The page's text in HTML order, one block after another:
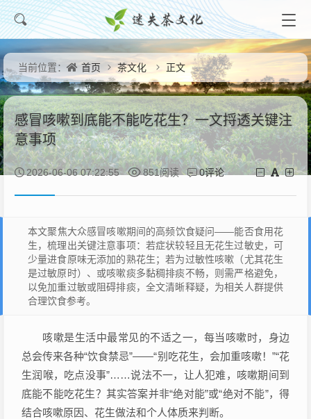
当前位置： 首页 茶文化 正文
感冒咳嗽到底能不能吃花生？一文捋透关键注
意事项
2026-06-06 07:22:55 851阅读 0评论
本文聚焦大众感冒咳嗽期间的高频饮食疑问——能否食用花
生，梳理出关键注意事项：若症状较轻且无花生过敏史，可
少量进食原味无添加的熟花生；若为过敏性咳嗽（尤其花生
是过敏原时）、或咳嗽痰多黏稠排痰不畅，则需严格避免，
以免加重过敏或阻碍排痰，全文清晰释疑，为相关人群提供
合理饮食参考。
咳嗽是生活中最常见的不适之一，每当咳嗽时，身边
总会传来各种“饮食禁忌”——“别吃花生，会加重咳嗽！”“花
生润喉，吃点没事”……说法不一，让人犯难，咳嗽期间到
底能不能吃花生？其实答案并非“绝对能”或“绝对不能”，得
结合咳嗽原因、花生做法和个人体质来判断。